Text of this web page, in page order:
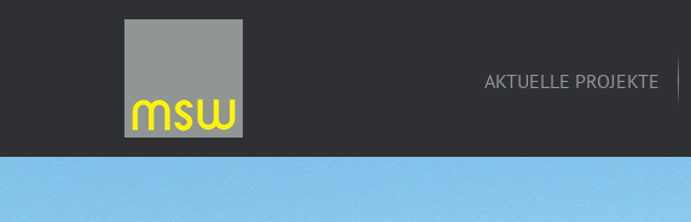
AKTUELLE PROJEKTE